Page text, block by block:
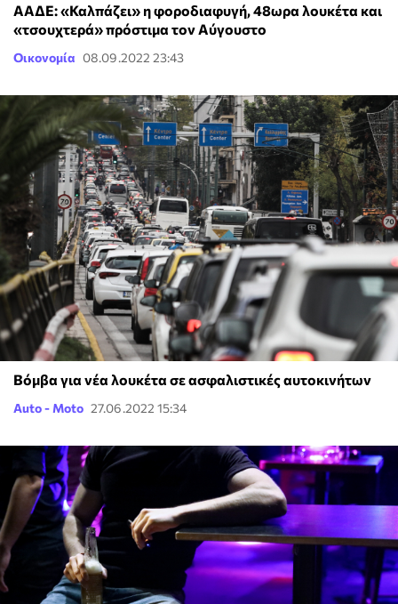
ΑΑΔΕ: «Καλπάζει» η φοροδιαφυγή, 48ωρα λουκέτα και
«τσουχτερά» πρόστιμα τον Αύγουστο
Οικονομία 08.09.2022 23:43
Βόμβα για νέα λουκέτα σε ασφαλιστικές αυτοκινήτων
Auto - Moto 27.06.2022 15:34